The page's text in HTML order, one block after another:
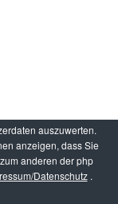
auszuwerten.
anzeigen, dass Sie
anderen der php
Datenschutz.